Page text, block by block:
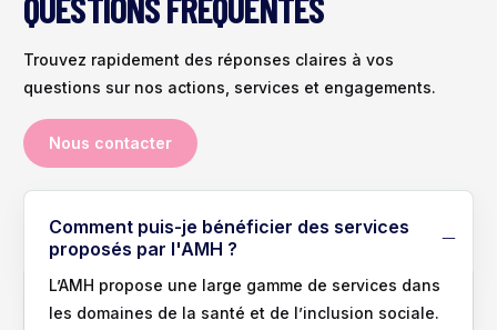
Trouvez rapidement des réponses claires à vos
questions sur nos actions, services et engagements.
Nous contacter
Comment puis-je bénéficier des services
proposés par l'AMH ?
L’AMH propose une large gamme de services dans
les domaines de la santé et de l’inclusion sociale.